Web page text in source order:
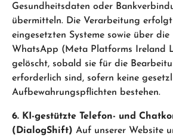
Gesundheitsdaten oder
übermitteln. Die Verarbeitung
eingesetzten Systeme sowie über
WhatsApp (Meta Platforms Ireland
gelöscht, sobald sie für die
erforderlich sind, sofern keine
Aufbewahrungspflichten bestehen.
6. KI-gestützte Telefon- und
(DialogShift) Auf unserer Website